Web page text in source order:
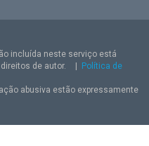
incluída neste serviço está
de autor.
Política de
abusiva estão expressamente